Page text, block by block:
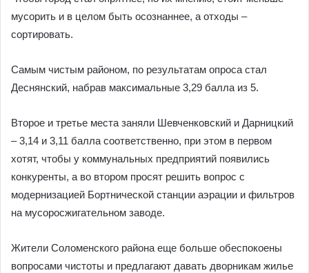
мусорить и в целом быть осознаннее, а отходы –
сортировать.
Самым чистым районом, по результатам опроса стал
Деснянский, набрав максимальные 3,29 балла из 5.
Второе и третье места заняли Шевченковский и Дарницкий
– 3,14 и 3,11 балла соответственно, при этом в первом
хотят, чтобы у коммунальных предприятий появились
конкуренты, а во втором просят решить вопрос с
модернизацией Бортнической станции аэрации и фильтров
на мусоросжигательном заводе.
Жители Соломенского района еще больше обеспокоены
вопросами чистоты и предлагают давать дворникам жилье